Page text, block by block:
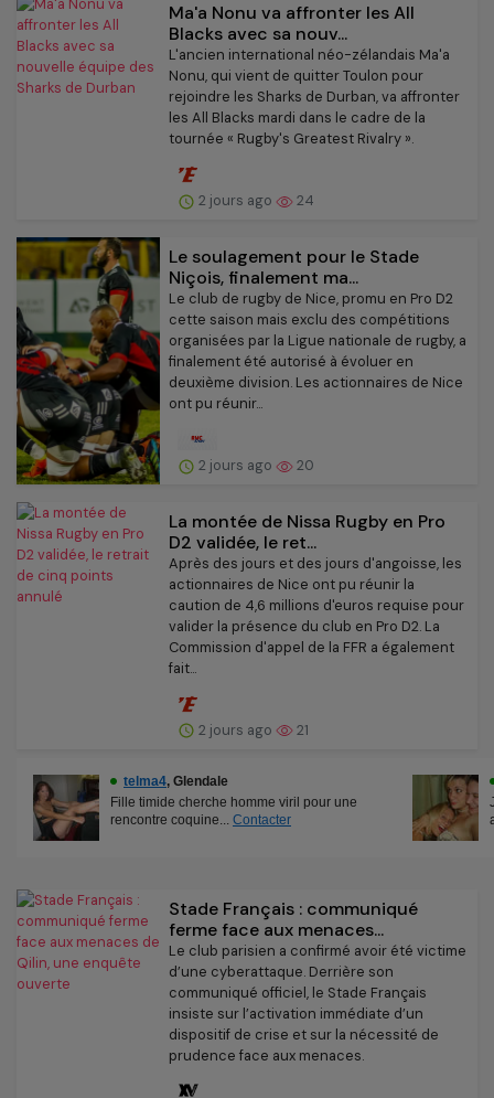
Ma'a Nonu va affronter les All
Blacks avec sa nouv...
L'ancien international néo-zélandais Ma'a
Nonu, qui vient de quitter Toulon pour
rejoindre les Sharks de Durban, va affronter
les All Blacks mardi dans le cadre de la
tournée « Rugby's Greatest Rivalry ».
2 jours ago 24
Le soulagement pour le Stade
Niçois, finalement ma...
Le club de rugby de Nice, promu en Pro D2
cette saison mais exclu des compétitions
organisées par la Ligue nationale de rugby, a
finalement été autorisé à évoluer en
deuxième division. Les actionnaires de Nice
ont pu réunir...
2 jours ago 20
La montée de Nissa Rugby en Pro
D2 validée, le ret...
Après des jours et des jours d'angoisse, les
actionnaires de Nice ont pu réunir la
caution de 4,6 millions d'euros requise pour
valider la présence du club en Pro D2. La
Commission d'appel de la FFR a également
fait...
2 jours ago 21
Stade Français : communiqué
ferme face aux menaces...
Le club parisien a confirmé avoir été victime
d’une cyberattaque. Derrière son
communiqué officiel, le Stade Français
insiste sur l’activation immédiate d’un
dispositif de crise et sur la nécessité de
prudence face aux menaces.